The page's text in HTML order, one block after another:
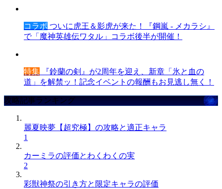
コラボ ついに虎王＆影虎が来た！『鋼嵐 - メカラシ』
で「魔神英雄伝ワタル」コラボ後半が開催！
特集 『鈴蘭の剣』が2周年を迎え、新章「氷と血の
道」を解禁ッ！記念イベントの報酬もお見逃し無く！
攻略記事ランキング
麗夏映夢【超究極】の攻略と適正キャラ
1
カーミラの評価とわくわくの実
2
彩獣神祭の引き方と限定キャラの評価